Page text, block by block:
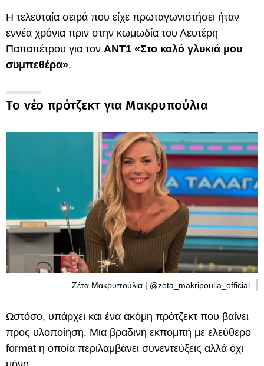
Η τελευταία σειρά που είχε πρωταγωνιστήσει ήταν
εννέα χρόνια πριν στην κωμωδία του Λευτέρη
Παπαπέτρου για τον ΑΝΤ1 «Στο καλό γλυκιά μου
συμπεθέρα».
Το νέο πρότζεκτ για Μακρυπούλια
Ζέτα Μακρυπούλια | @zeta_makripoulia_official
Ωστόσο, υπάρχει και ένα ακόμη πρότζεκτ που βαίνει
προς υλοποίηση. Μια βραδινή εκπομπή με ελεύθερο
format η οποία περιλαμβάνει συνεντεύξεις αλλά όχι